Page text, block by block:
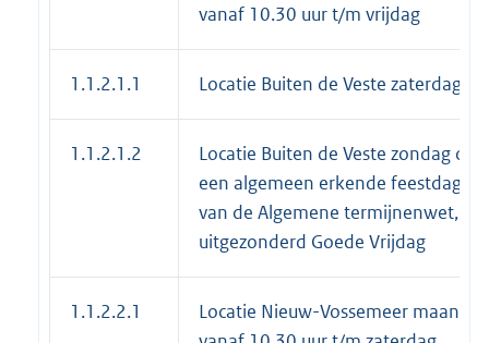
vanaf 10.30 uur t/m vrijdag
1.1.2.1.1 Locatie Buiten de Veste zaterdagen
1.1.2.1.2
Locatie Buiten de Veste zondag of
een algemeen erkende feestdag in
van de Algemene termijnenwet,
uitgezonderd Goede Vrijdag
1.1.2.2.1
Locatie Nieuw-Vossemeer maandag